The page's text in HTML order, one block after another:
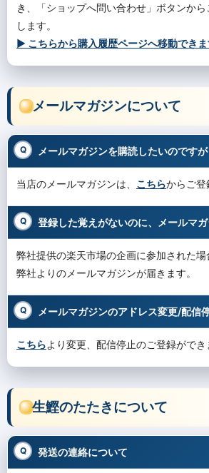
き、「ショップへ問い合わせ」ボタンか
します。
▶︎ こちらから購入履歴ページへ移動でき
メールマガジンについて
メールマガジンを購読したいのですが
当店のメールマガジンは、 こちらからご登
登録した覚えがないのに、メールマガ
弊社提供の楽天市場の企画に参加された場
弊社よりのメールマガジンが届きます。
メールマガジンのアドレス変更/配信
こちらより変更、配信停止のご登録ができ
生鰹のたたきについて
発送の連絡について